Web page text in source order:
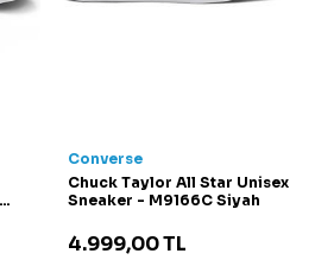
Converse
Chuck Taylor All Star Unisex
Sneaker - M9166C Siyah
4.999,00TL